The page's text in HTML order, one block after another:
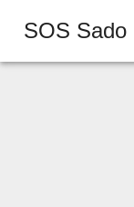
SOS Sado